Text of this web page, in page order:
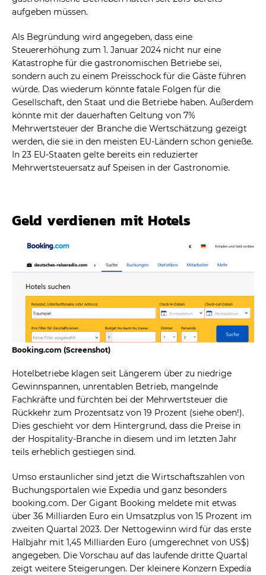
aufgeben müssen.
Als Begründung wird angegeben, dass eine
Steuererhöhung zum 1. Januar 2024 nicht nur eine
Katastrophe für die gastronomischen Betriebe sei,
sondern auch zu einem Preisschock für die Gäste führen
würde. Das wiederum könnte fatale Folgen für die
Gesellschaft, den Staat und die Betriebe haben. Außerdem
könnte mit der dauerhaften Geltung von 7%
Mehrwertsteuer der Branche die Wertschätzung gezeigt
werden, die sie in den meisten EU-Ländern schon genieße.
In 23 EU-Staaten gelte bereits ein reduzierter
Mehrwertsteuersatz auf Speisen in der Gastronomie.
Geld verdienen mit Hotels
Booking.com (Screenshot)
Hotelbetriebe klagen seit Längerem über zu niedrige
Gewinnspannen, unrentablen Betrieb, mangelnde
Fachkräfte und fürchten bei der Mehrwertsteuer die
Rückkehr zum Prozentsatz von 19 Prozent (siehe oben!).
Dies geschieht vor dem Hintergrund, dass die Preise in
der Hospitality-Branche in diesem und im letzten Jahr
teils erheblich gestiegen sind.
Umso erstaunlicher sind jetzt die Wirtschaftszahlen von
Buchungsportalen wie Expedia und ganz besonders
booking.com. Der Gigant Booking meldete mit etwas
über 36 Milliarden Euro ein Umsatzplus von 15 Prozent im
zweiten Quartal 2023. Der Nettogewinn wird für das erste
Halbjahr mit 1,45 Milliarden Euro (umgerechnet von US$)
angegeben. Die Vorschau auf das laufende dritte Quartal
zeigt weitere Steigerungen. Der kleinere Konzern Expedia